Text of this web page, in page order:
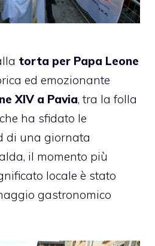
torta per Papa Leone
ed emozionante
XIV a Pavia, tra la folla
ha sfidato le
di una giornata
il momento più
locale è stato
gastronomico